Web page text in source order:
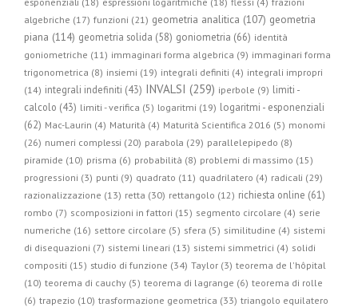
algebriche (17) funzioni (21) geometria analitica (107) geometria
piana (114) geometria solida (58) goniometria (66) identità
goniometriche (11) immaginari forma algebrica (9) immaginari forma
trigonometrica (8) insiemi (19) integrali definiti (4) integrali impropri
(14) integrali indefiniti (43) INVALSI (259) iperbole (9) limiti -
calcolo (43) limiti - verifica (5) logaritmi (19) logaritmi - esponenziali
(62) Mac-Laurin (4) Maturità (4) Maturità Scientifica 2016 (5) monomi
(26) numeri complessi (20) parabola (29) parallelepipedo (8)
piramide (10) prisma (6) probabilità (8) problemi di massimo (15)
progressioni (3) punti (9) quadrato (11) quadrilatero (4) radicali (29)
razionalizzazione (13) retta (30) rettangolo (12) richiesta online (61)
rombo (7) scomposizioni in fattori (15) segmento circolare (4) serie
numeriche (16) settore circolare (5) sfera (5) similitudine (4) sistemi
di disequazioni (7) sistemi lineari (13) sistemi simmetrici (4) solidi
compositi (15) studio di funzione (34) Taylor (3) teorema de l'hôpital
(10) teorema di cauchy (5) teorema di lagrange (6) teorema di rolle
(6) trapezio (10) trasformazione geometrica (33) triangolo equilatero